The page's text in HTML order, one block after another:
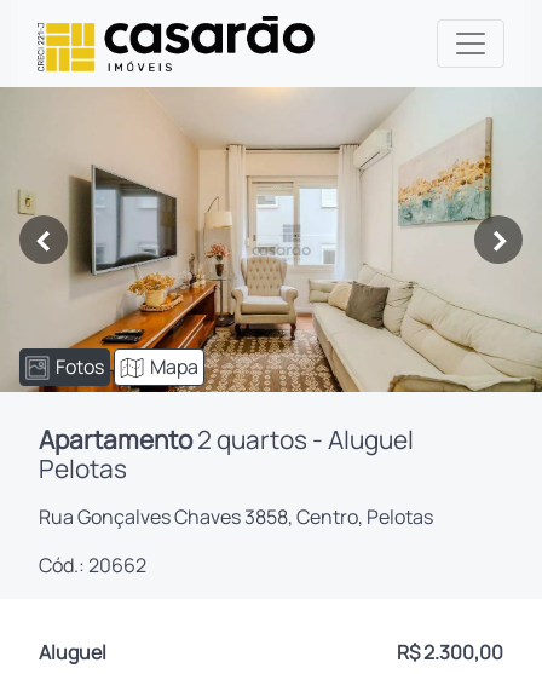
< >
Fotos Mapa
Apartamento2 quartos - Aluguel
Pelotas
Rua Gonçalves Chaves 3858, Centro, Pelotas
Cód.: 20662
Aluguel R$ 2.300,00